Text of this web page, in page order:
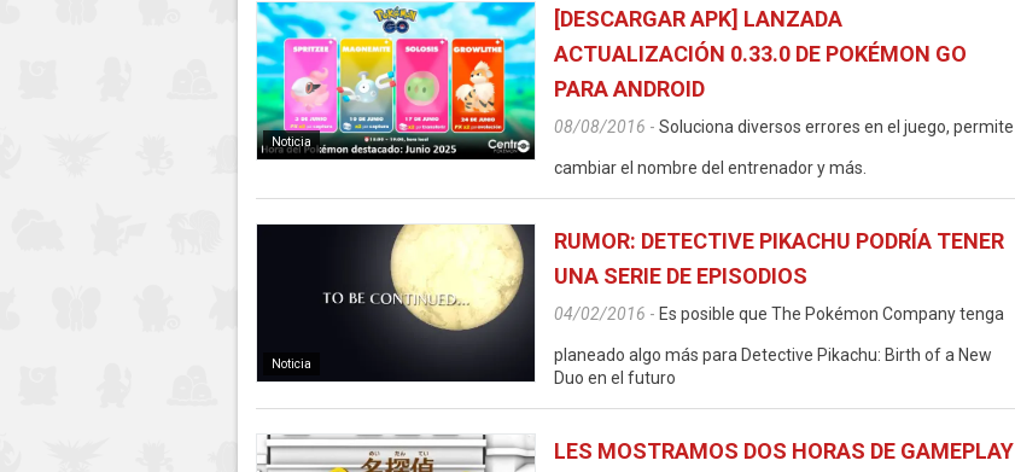
Noticia
[DESCARGAR APK] LANZADA
ACTUALIZACIÓN 0.33.0 DE POKÉMON GO
PARA ANDROID
08/08/2016 - Soluciona diversos errores en el juego, permite
cambiar el nombre del entrenador y más.
Noticia
RUMOR: DETECTIVE PIKACHU PODRÍA TENER
UNA SERIE DE EPISODIOS
04/02/2016 - Es posible que The Pokémon Company tenga
planeado algo más para Detective Pikachu: Birth of a New
Duo en el futuro
LES MOSTRAMOS DOS HORAS DE GAMEPLAY